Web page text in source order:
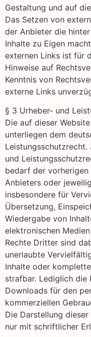
Gestaltung und auf
Das Setzen von
der Anbieter die
Inhalte zu Eigen
externen Links ist für
Hinweise auf
Kenntnis von
externe Links
§ 3 Urheber- und
Die auf dieser
unterliegen dem
und
bedarf der
Anbieters oder
insbesondere für
Übersetzung,
Wiedergabe von
elektronischen
Rechte Dritter sind
unerlaubte
Inhalte oder
strafbar. Lediglich die
Downloads für den
kommerziellen
Die Darstellung
nur mit schriftlicher